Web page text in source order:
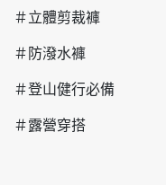
＃立體剪裁褲
＃防潑水褲
＃登山健行必備
＃露營穿搭